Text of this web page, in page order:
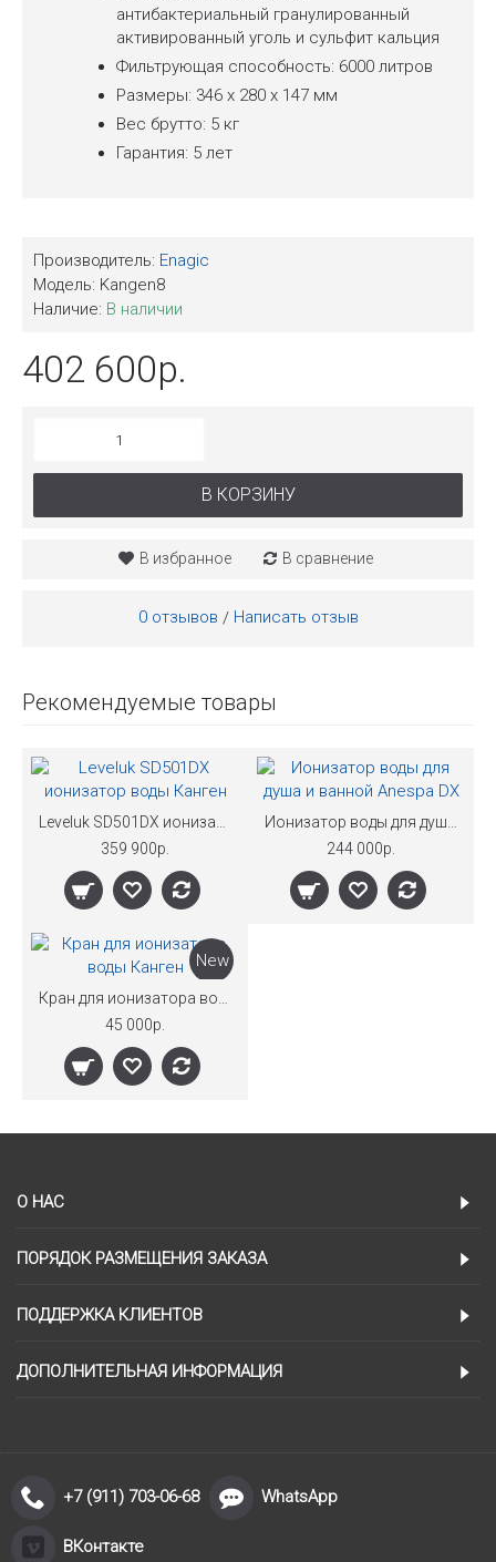
антибактериальный гранулированный
активированный уголь и сульфит кальция
Фильтрующая способность: 6000 литров
Размеры: 346 x 280 x 147 мм
Вес брутто: 5 кг
Гарантия: 5 лет
Производитель: Enagic
Модель: Kangen8
Наличие: В наличии
402 600р.
В КОРЗИНУ
В избранное В сравнение
0 отзывов / Написать отзыв
Рекомендуемые товары
Leveluk SD501DX ионизатор воды Канген
359 900р.
Ионизатор воды для душа и ванной Anespa DX
244 000р.
New
Кран для ионизатора воды Канген
45 000р.
О НАС
ПОРЯДОК РАЗМЕЩЕНИЯ ЗАКАЗА
ПОДДЕРЖКА КЛИЕНТОВ
ДОПОЛНИТЕЛЬНАЯ ИНФОРМАЦИЯ
+7 (911) 703-06-68 WhatsApp
ВКонтакте